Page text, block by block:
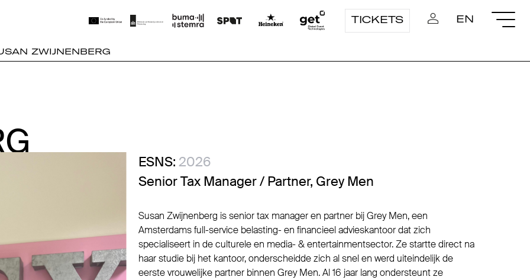
TICKETS EN
ZWIJNENBERG
ESNS: 2026
Senior Tax Manager / Partner, Grey Men
Susan Zwijnenberg is senior tax manager en partner bij Grey Men, een
Amsterdams full-service belasting- en financieel advieskantoor dat zich
specialiseert in de culturele en media- & entertainmentsector. Ze startte direct na
haar studie bij het kantoor, onderscheidde zich al snel en werd uiteindelijk de
eerste vrouwelijke partner binnen Grey Men. Al 16 jaar lang ondersteunt ze